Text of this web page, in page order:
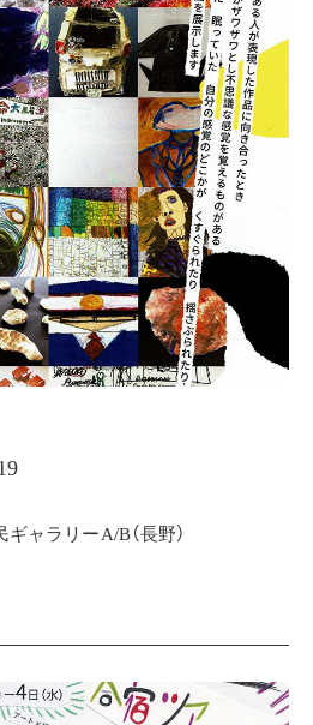
ャラリーA/B（長野）